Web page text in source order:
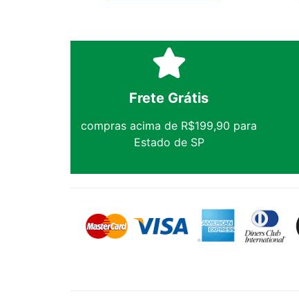
Frete Grátis
compras acima de R$199,90 para
Estado de SP